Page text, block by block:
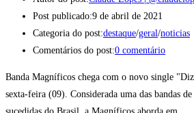
Post publicado:9 de abril de 2021
Categoria do post:destaque/geral/noticias
Comentários do post:0 comentário
Banda Magníficos chega com o novo single
sexta-feira (09). Considerada uma das bandas